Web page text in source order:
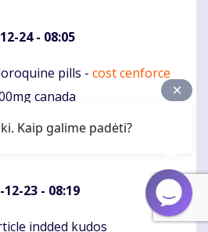
24 - 08:05
pills - cost cenforce
canada
23 - 08:19
indded kudos
Kaip galime padėti?